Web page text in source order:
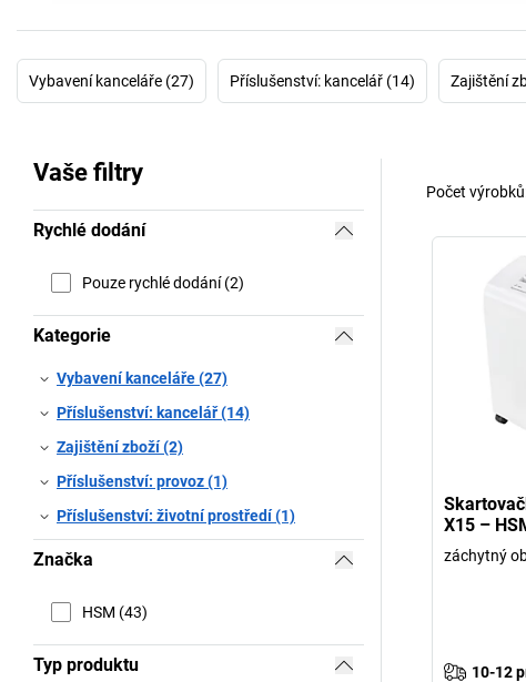
Vybavení kanceláře (27) Příslušenství: kancelář (14) Zajištění
Vaše filtry
Rychlé dodání
Pouze rychlé dodání (2)
Kategorie
Vybavení kanceláře (27)
Příslušenství: kancelář (14)
Zajištění zboží (2)
Příslušenství: provoz (1)
Příslušenství: životní prostředí (1)
Značka
HSM (43)
Typ produktu
Počet
X15 –
záchytný
10-12